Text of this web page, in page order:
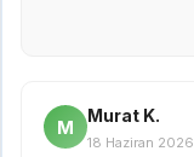
M
Murat K.
18 Haziran 2026